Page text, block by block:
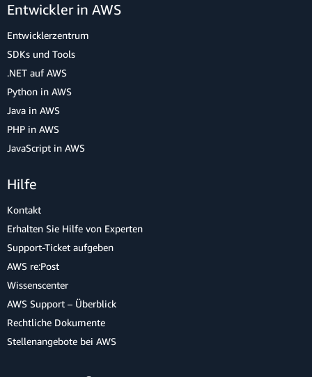
Entwickler in AWS
Entwicklerzentrum
SDKs und Tools
.NET auf AWS
Python in AWS
Java in AWS
PHP in AWS
JavaScript in AWS
Hilfe
Kontakt
Erhalten Sie Hilfe von Experten
Support-Ticket aufgeben
AWS re:Post
Wissenscenter
AWS Support – Überblick
Rechtliche Dokumente
Stellenangebote bei AWS